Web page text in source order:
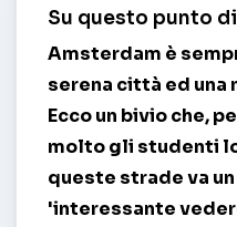
Su questo punto
Amsterdam è
serena città ed una
Ecco un bivio che,
molto gli studenti
queste strade va
'interessante